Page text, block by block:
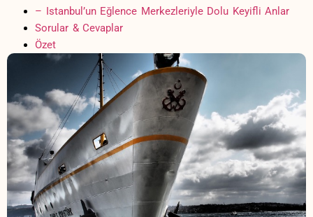
– Istanbul’un Eğlence Merkezleriyle Dolu Keyifli Anlar
Sorular & Cevaplar
Özet